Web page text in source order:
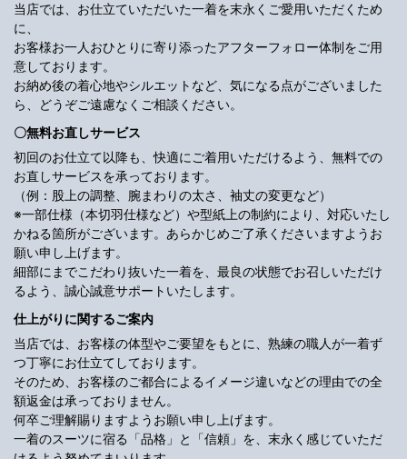
当店では、お仕立ていただいた一着を末永くご愛用いただくため
に、
お客様お一人おひとりに寄り添ったアフターフォロー体制をご用
意しております。
お納め後の着心地やシルエットなど、気になる点がございました
ら、どうぞご遠慮なくご相談ください。
〇無料お直しサービス
初回のお仕立て以降も、快適にご着用いただけるよう、無料での
お直しサービスを承っております。
（例：股上の調整、腕まわりの太さ、袖丈の変更など）
※一部仕様（本切羽仕様など）や型紙上の制約により、対応いたし
かねる箇所がございます。あらかじめご了承くださいますようお
願い申し上げます。
細部にまでこだわり抜いた一着を、最良の状態でお召しいただけ
るよう、誠心誠意サポートいたします。
仕上がりに関するご案内
当店では、お客様の体型やご要望をもとに、熟練の職人が一着ず
つ丁寧にお仕立てしております。
そのため、お客様のご都合によるイメージ違いなどの理由での全
額返金は承っておりません。
何卒ご理解賜りますようお願い申し上げます。
一着のスーツに宿る「品格」と「信頼」を、末永く感じていただ